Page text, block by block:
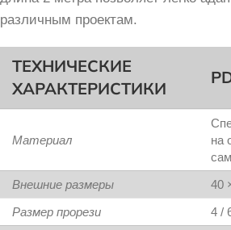
различным проектам.
ТЕХНИЧЕСКИЕ
ХАРАКТЕРИСТИКИ
Материал
на
Внешние размеры
40
Размер прорези
4 /